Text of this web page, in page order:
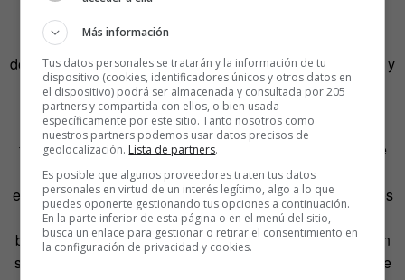
bandera de
blancas y rojas, presentes en tres de sus cinco equipos),
dejando fuera dos equipos con negro, dos con azul oscuro y
uno con azul celeste.
La bandera de Aragónpasaría a ser una sucesión de
franjas azules porque cuatro de sus cinco equipos van de
azul (uno de ellos celeste) y blancas, presente en tres
equipos, dejando fuera de la bandera el rojo que llevan dos
equipos (uno de ellos granate) y el negro de uno. La
bandera deMurciapasaría a ser blanca, color presente en
sus cuatro equipos, dejando fuera el azul oscuro de dos de
Más información
Tus datos personales se tratarán y la información de tu
dispositivo (cookies, identificadores únicos y otros datos en
el dispositivo) podrá ser almacenada y consultada por 205
partners y compartida con ellos, o bien usada
específicamente por este sitio. Tanto nosotros como
nuestros partners podemos usar datos precisos de
geolocalización. Lista de partners.
Es posible que algunos proveedores traten tus datos
personales en virtud de un interés legítimo, algo a lo que
puedes oponerte gestionando tus opciones a continuación.
En la parte inferior de esta página o en el menú del sitio,
busca un enlace para gestionar o retirar el consentimiento en
la configuración de privacidad y cookies.